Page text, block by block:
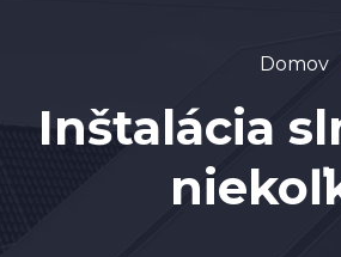
Domov
Inštalácia